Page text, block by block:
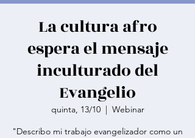
La cultura afro
espera el mensaje
inculturado del
Evangelio
quinta, 13/10
  |
Webinar
"Describo mi trabajo evangelizador como un